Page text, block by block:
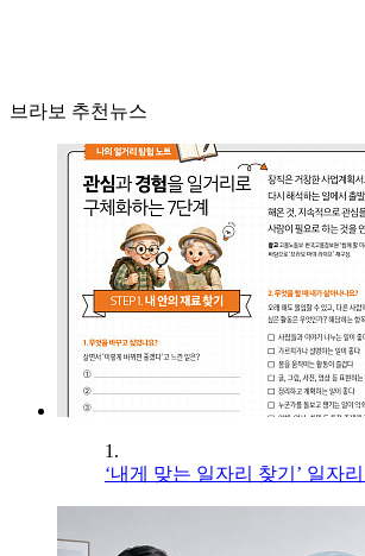
브라보 추천뉴스
1.
‘내게 맞는 일자리 찾기’ 일자